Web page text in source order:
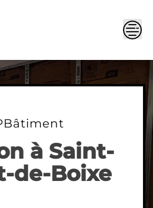
à Saint-
de-Boixe